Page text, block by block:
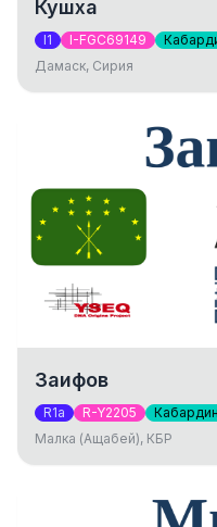
Кушха
I1 I-FGC69149
Дамаск, Сирия
Заифов
R1a R-Y2205
Малка (Ащабей), КБР